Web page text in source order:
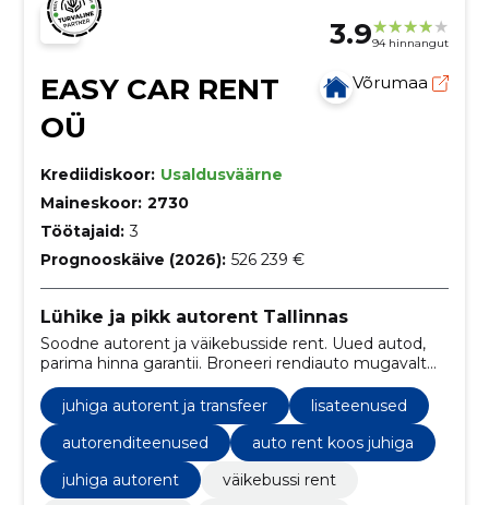
3.994 hinnangut
EASY CAR RENT
OÜ
Võrumaa
Krediidiskoor: Usaldusväärne
Maineskoor: 2730
Töötajaid: 3
Prognooskäive (2026): 526 239 €
Lühike ja pikk autorent Tallinnas
Soodne autorent ja väikebusside rent. Uued autod,
parima hinna garantii. Broneeri rendiauto mugavalt
internetis!
juhiga autorent ja transfeer
lisateenused
autorenditeenused
auto rent koos juhiga
juhiga autorent
väikebussi rent